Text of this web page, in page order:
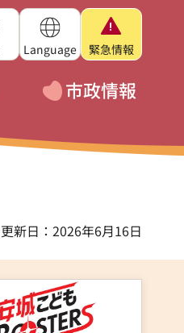
Language 緊急情報
市政情報
更新日：2026年6月16日